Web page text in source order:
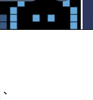
、